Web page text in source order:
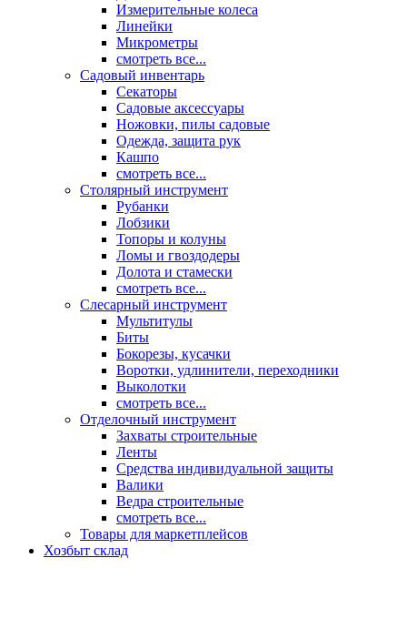
Измерительные колеса
Линейки
Микрометры
смотреть все...
Садовый инвентарь
Секаторы
Садовые аксессуары
Ножовки, пилы садовые
Одежда, защита рук
Кашпо
смотреть все...
Столярный инструмент
Рубанки
Лобзики
Топоры и колуны
Ломы и гвоздодеры
Долота и стамески
смотреть все...
Слесарный инструмент
Мультитулы
Биты
Бокорезы, кусачки
Воротки, удлинители, переходники
Выколотки
смотреть все...
Отделочный инструмент
Захваты строительные
Ленты
Средства индивидуальной защиты
Валики
Ведра строительные
смотреть все...
Товары для маркетплейсов
Хозбыт склад